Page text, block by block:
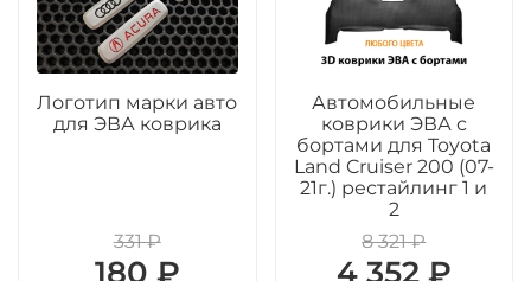
Логотип марки авто
для ЭВА коврика
331 ₽
180 ₽
Автомобильные
коврики ЭВА с
бортами для Toyota
Land Cruiser 200 (07-
21г.) рестайлинг 1 и
2
8 321 ₽
4 352 ₽